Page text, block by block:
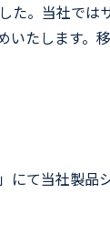
。当社で
たします。
て当社製